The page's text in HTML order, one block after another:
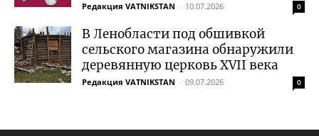
Редакция VATNIKSTAN - 10.07.2026 0
В Ленобласти под обшивкой
сельского магазина обнаружили
деревянную церковь XVII века
Редакция VATNIKSTAN - 09.07.2026 0